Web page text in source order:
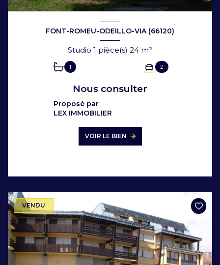
FONT-ROMEU-ODEILLO-VIA (66120)
Studio 1 pièce(s) 24 m²
1 2
Nous consulter
Proposé par
LEX IMMOBILIER
VOIR LE BIEN
VENDU